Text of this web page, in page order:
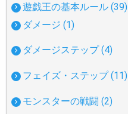
遊戯王の基本ルール (39)
ダメージ (1)
ダメージステップ (4)
フェイズ・ステップ (11)
モンスターの戦闘 (2)